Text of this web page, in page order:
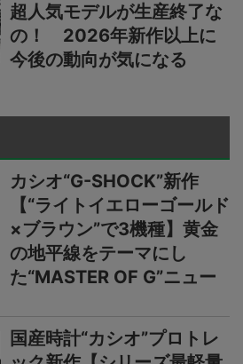
超人気モデルが生産終了な
の！ 2026年新作以上に
今後の動向が気になる
カシオ“G-SHOCK”新作
【“ライトイエローゴールド
×ブラウン”で3機種】黄金
の地平線をテーマにし
た“MASTER OF G”ニュー
国産時計“カシオ”プロトレ